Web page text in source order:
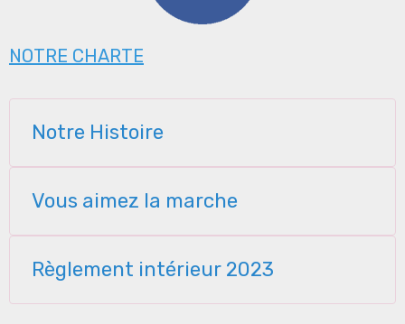
NOTRE CHARTE
Notre Histoire
Vous aimez la marche
Règlement intérieur 2023